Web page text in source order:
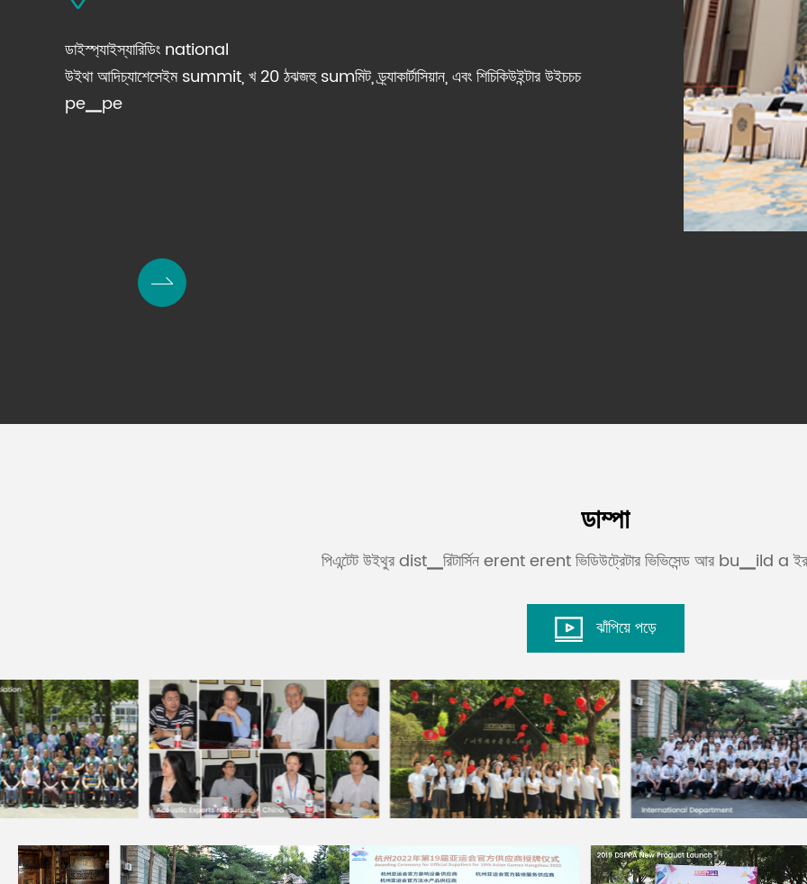
ডাইস্প্যাইস্যারিডিং national
উইথা আদিচ্যাশেসেইম summit, খ 20 ঠঝজহু sumমিট, ড্র্যাকার্টাসিয়ান, এবং শিচিকিউইন্টার উইচচচ
pe▁pe
ডাম্পা
পিএন্টেট উইথুর dist▁রিটার্সিন erent erent ভিডিউট্রেটার ভিভিসেন্ড আর bu▁ild a
ঝাঁপিয়ে পড়ে